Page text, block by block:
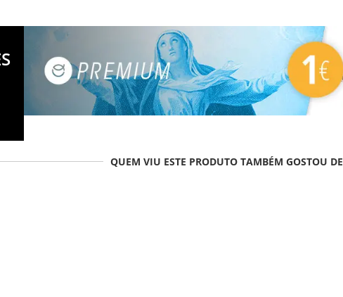
QUEM VIU ESTE PRODUTO TAMBÉM GOSTOU DE